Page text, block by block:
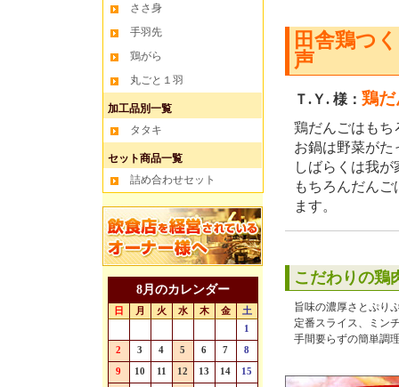
ささ身
手羽先
鶏がら
丸ごと１羽
加工品別一覧
タタキ
セット商品一覧
詰め合わせセット
8月のカレンダー
日 月 火 水 木 金
土
1
2 3 4 5 6 7 8
9 10 11 12 13 14 15
田舎鶏つ
声
Ｔ.Ｙ. 様： 鶏
鶏だんごはもち
お鍋は野菜がた
しばらくは我
もちろんだん
ます。
こだわりの鶏
旨味の濃厚さとぷり
定番スライス、ミン
手間要らずの簡単調